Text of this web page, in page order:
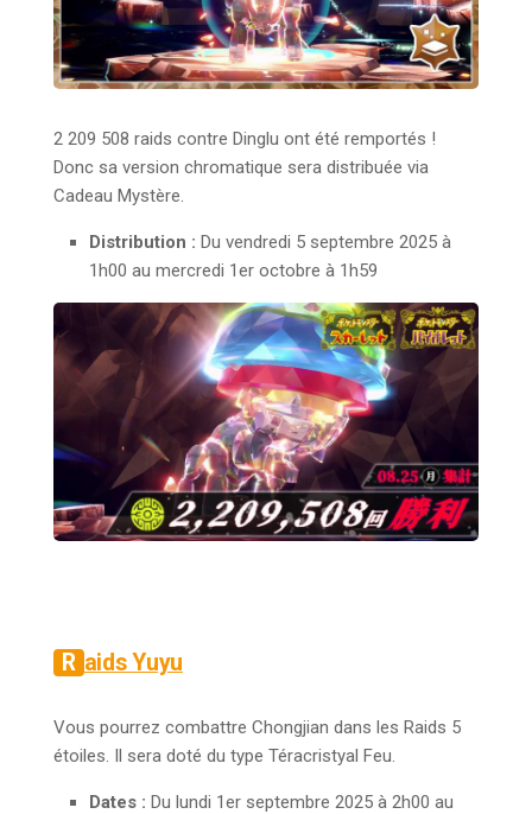
2 209 508 raids contre Dinglu ont été remportés !
Donc sa version chromatique sera distribuée via
Cadeau Mystère.
Distribution : Du vendredi 5 septembre 2025 à
1h00 au mercredi 1er octobre à 1h59
Raids Yuyu
Vous pourrez combattre Chongjian dans les Raids 5
étoiles. Il sera doté du type Téracristyal Feu.
Dates : Du lundi 1er septembre 2025 à 2h00 au